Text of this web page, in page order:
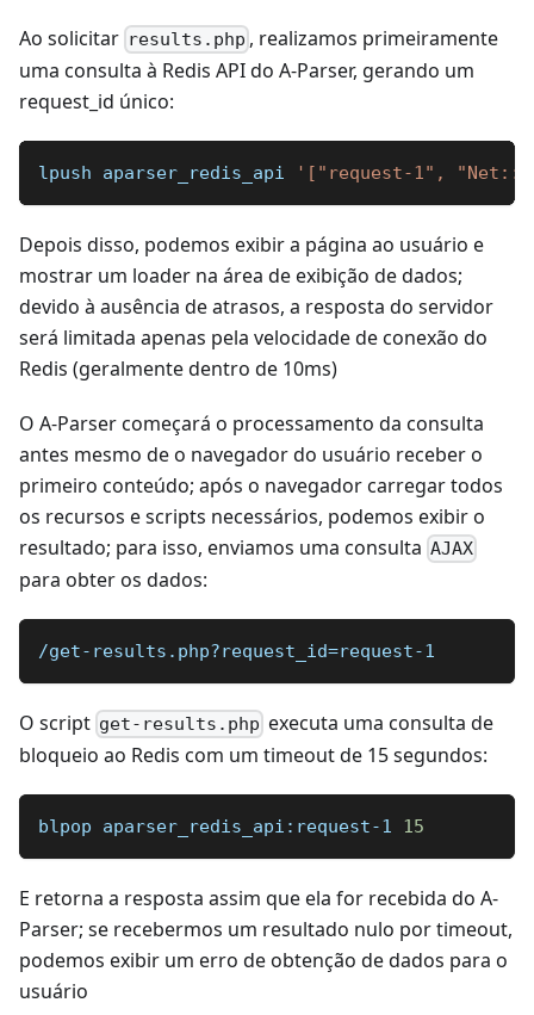
Ao solicitar results.php , realizamos primeiramente
uma consulta à Redis API do A-Parser, gerando um
request_id único:
​lpush aparser_redis_api '["request-1",
Depois disso, podemos exibir a página ao usuário e
mostrar um loader na área de exibição de dados;
devido à ausência de atrasos, a resposta do servidor
será limitada apenas pela velocidade de conexão do
Redis (geralmente dentro de 10ms)
O A-Parser começará o processamento da consulta
antes mesmo de o navegador do usuário receber o
primeiro conteúdo; após o navegador carregar todos
os recursos e scripts necessários, podemos exibir o
resultado; para isso, enviamos uma consulta AJAX
para obter os dados:
/get-results.php?request_id=request-1
O script get-results.php executa uma consulta de
bloqueio ao Redis com um timeout de 15 segundos:
blpop aparser_redis_api:request-1 15
E retorna a resposta assim que ela for recebida do A-
Parser; se recebermos um resultado nulo por timeout,
podemos exibir um erro de obtenção de dados para o
usuário